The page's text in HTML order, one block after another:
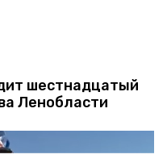
шестнадцатый
Ленобласти